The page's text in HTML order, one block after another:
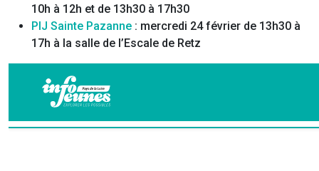
10h à 12h et de 13h30 à 17h30
PIJ Sainte Pazanne : mercredi 24 février de 13h30 à
17h à la salle de l’Escale de Retz